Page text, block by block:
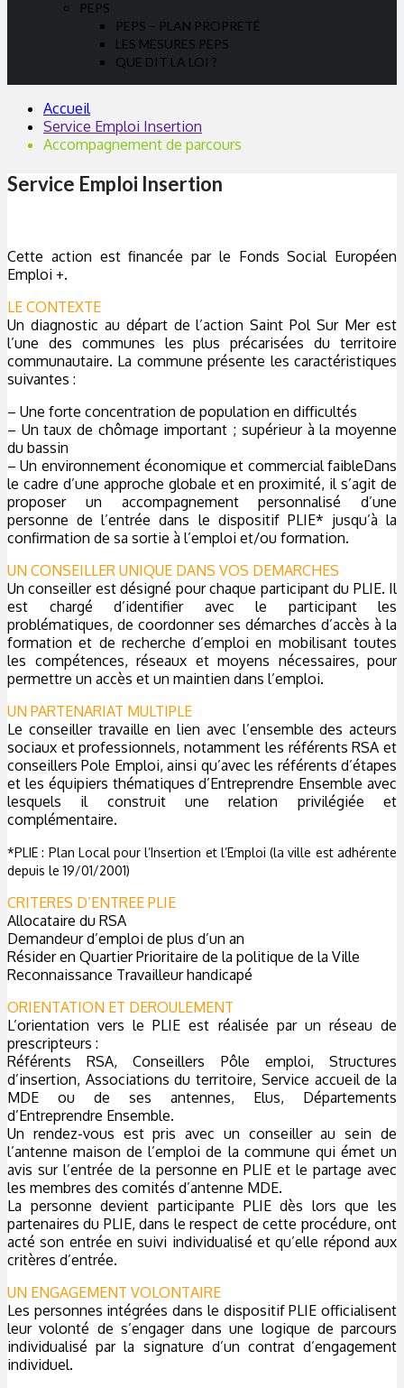
PEPS
PEPS – PLAN PROPRETÉ
LES MESURES PEPS
QUE DIT LA LOI ?
Accueil
Service Emploi Insertion
Accompagnement de parcours
Service Emploi Insertion
Cette action est financée par le Fonds Social Européen
Emploi +.
LE CONTEXTE
Un diagnostic au départ de l’action Saint Pol Sur Mer est
l’une des communes les plus précarisées du territoire
communautaire. La commune présente les caractéristiques
suivantes :
– Une forte concentration de population en difficultés
– Un taux de chômage important ; supérieur à la moyenne
du bassin
– Un environnement économique et commercial faibleDans
le cadre d’une approche globale et en proximité, il s’agit de
proposer un accompagnement personnalisé d’une
personne de l’entrée dans le dispositif PLIE* jusqu’à la
confirmation de sa sortie à l’emploi et/ou formation.
UN CONSEILLER UNIQUE DANS VOS DEMARCHES
Un conseiller est désigné pour chaque participant du PLIE. Il
est chargé d’identifier avec le participant les
problématiques, de coordonner ses démarches d’accès à la
formation et de recherche d’emploi en mobilisant toutes
les compétences, réseaux et moyens nécessaires, pour
permettre un accès et un maintien dans l’emploi.
UN PARTENARIAT MULTIPLE
Le conseiller travaille en lien avec l’ensemble des acteurs
sociaux et professionnels, notamment les référents RSA et
conseillers Pole Emploi, ainsi qu’avec les référents d’étapes
et les équipiers thématiques d’Entreprendre Ensemble avec
lesquels il construit une relation privilégiée et
complémentaire.
*PLIE : Plan Local pour l’Insertion et l’Emploi (la ville est adhérente
depuis le 19/01/2001)
CRITERES D’ENTREE PLIE
Allocataire du RSA
Demandeur d’emploi de plus d’un an
Résider en Quartier Prioritaire de la politique de la Ville
Reconnaissance Travailleur handicapé
ORIENTATION ET DEROULEMENT
L’orientation vers le PLIE est réalisée par un réseau de
prescripteurs :
Référents RSA, Conseillers Pôle emploi, Structures
d’insertion, Associations du territoire, Service accueil de la
MDE ou de ses antennes, Elus, Départements
d’Entreprendre Ensemble.
Un rendez-vous est pris avec un conseiller au sein de
l’antenne maison de l’emploi de la commune qui émet un
avis sur l’entrée de la personne en PLIE et le partage avec
les membres des comités d’antenne MDE.
La personne devient participante PLIE dès lors que les
partenaires du PLIE, dans le respect de cette procédure, ont
acté son entrée en suivi individualisé et qu’elle répond aux
critères d’entrée.
UN ENGAGEMENT VOLONTAIRE
Les personnes intégrées dans le dispositif PLIE officialisent
leur volonté de s’engager dans une logique de parcours
individualisé par la signature d’un contrat d’engagement
individuel.